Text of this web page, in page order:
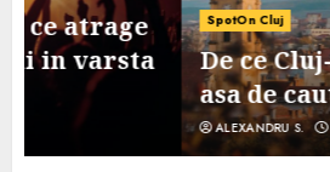
SpotOn Cluj
De ce Cluj-Napoca a
asa de cautat si de
OCTOBER 25, 2023